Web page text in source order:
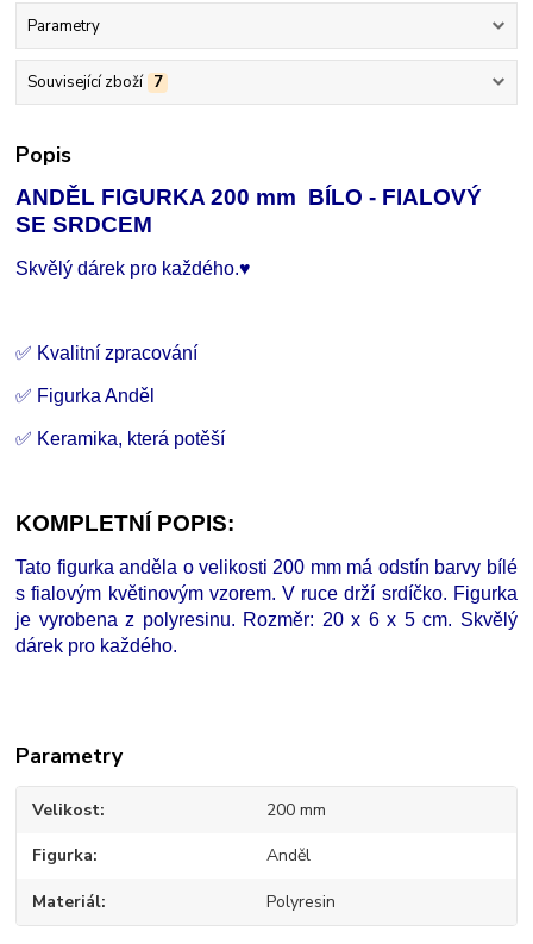
Parametry
Související zboží 7
Popis
ANDĚL FIGURKA 200 mm BÍLO - FIALOVÝ
SE SRDCEM
Skvělý dárek pro každého.♥
✅ Kvalitní zpracování
✅ Figurka Anděl
✅ Keramika, která potěší
KOMPLETNÍ POPIS:
Tato figurka anděla o velikosti 200 mm má odstín barvy bílé
s fialovým květinovým vzorem. V ruce drží srdíčko. Figurka
je vyrobena z polyresinu. Rozměr: 20 x 6 x 5 cm. Skvělý
dárek pro každého.
Parametry
Velikost 200 mm
Figurka Anděl
Materiál Polyresin